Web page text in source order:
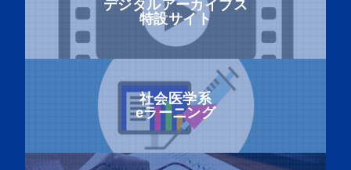
デジタルアーカイブス
特設サイト
社会医学系
eラーニング